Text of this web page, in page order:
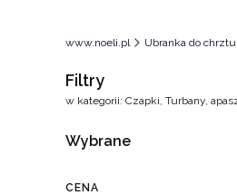
www.noeli.pl Ubranka do
Filtry
w kategorii: Czapki, Turbany,
Wybrane
CENA